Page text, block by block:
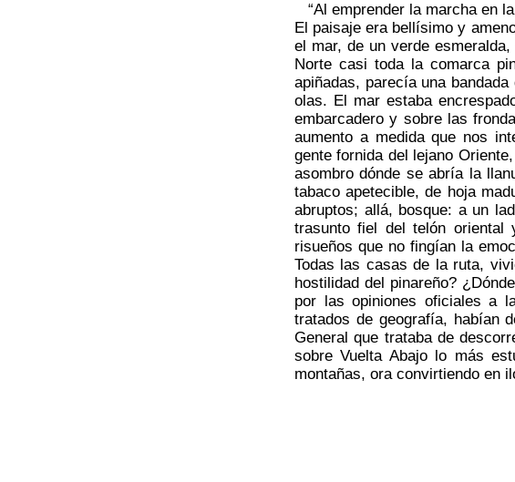
“Al emprender la marcha en
El paisaje era bellísimo y
el mar, de un verde
Norte casi toda la comarca
apiñadas, parecía una
olas. El mar estaba
embarcadero y sobre las
aumento a medida que nos
gente fornida del lejano
asombro dónde se abría la
tabaco apetecible, de hoja
abruptos; allá, bosque: a un
trasunto fiel del telón oriental
risueños que no fingían la
Todas las casas de la ruta,
hostilidad del pinareño?
por las opiniones oficiales a
tratados de geografía, habían
General que trataba de
sobre Vuelta Abajo lo más
montañas, ora convirtiendo en